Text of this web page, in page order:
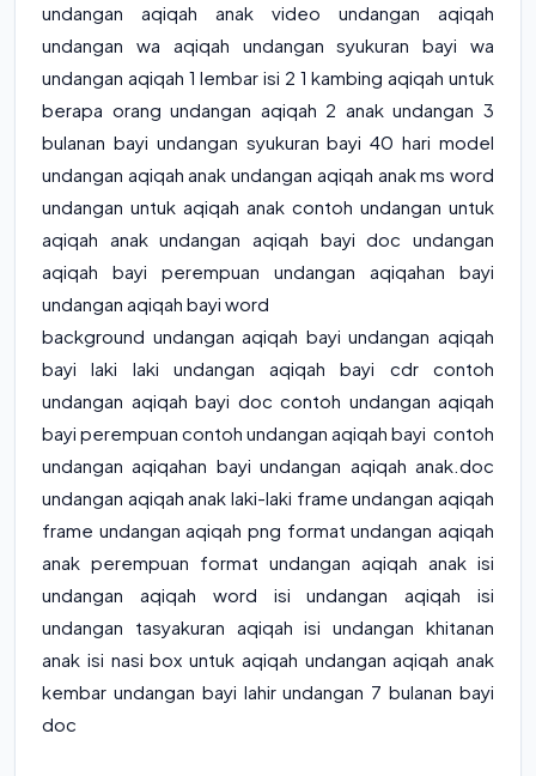
undangan aqiqah anak video undangan aqiqah
undangan wa aqiqah undangan syukuran bayi wa
undangan aqiqah 1 lembar isi 2 1 kambing aqiqah untuk
berapa orang undangan aqiqah 2 anak undangan 3
bulanan bayi undangan syukuran bayi 40 hari model
undangan aqiqah anak undangan aqiqah anak ms word
undangan untuk aqiqah anak contoh undangan untuk
aqiqah anak undangan aqiqah bayi doc undangan
aqiqah bayi perempuan undangan aqiqahan bayi
undangan aqiqah bayi word
background undangan aqiqah bayi undangan aqiqah
bayi laki laki undangan aqiqah bayi cdr contoh
undangan aqiqah bayi doc contoh undangan aqiqah
bayi perempuan contoh undangan aqiqah bayi contoh
undangan aqiqahan bayi undangan aqiqah anak.doc
undangan aqiqah anak laki-laki frame undangan aqiqah
frame undangan aqiqah png format undangan aqiqah
anak perempuan format undangan aqiqah anak isi
undangan aqiqah word isi undangan aqiqah isi
undangan tasyakuran aqiqah isi undangan khitanan
anak isi nasi box untuk aqiqah undangan aqiqah anak
kembar undangan bayi lahir undangan 7 bulanan bayi
doc